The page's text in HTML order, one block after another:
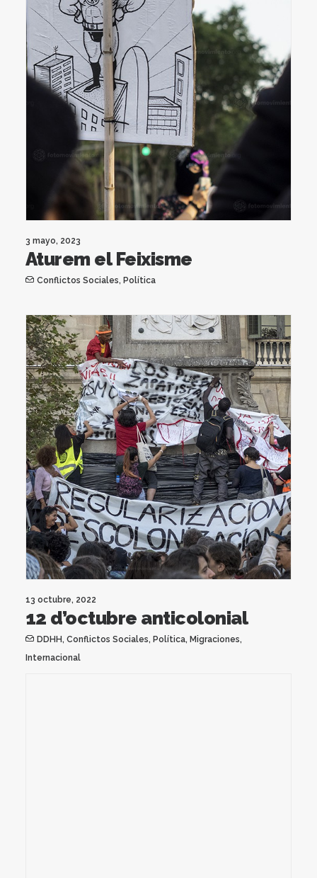
3 mayo, 2023
Aturem el Feixisme
Conflictos Sociales, Política
13 octubre, 2022
12 d’octubre anticolonial
DDHH, Conflictos Sociales, Política, Migraciones,
Internacional